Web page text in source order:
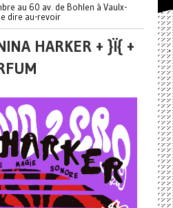
au 60 av. de Bohlen à Vaulx-
dire au-revoir
HARKER + }Ï{ +